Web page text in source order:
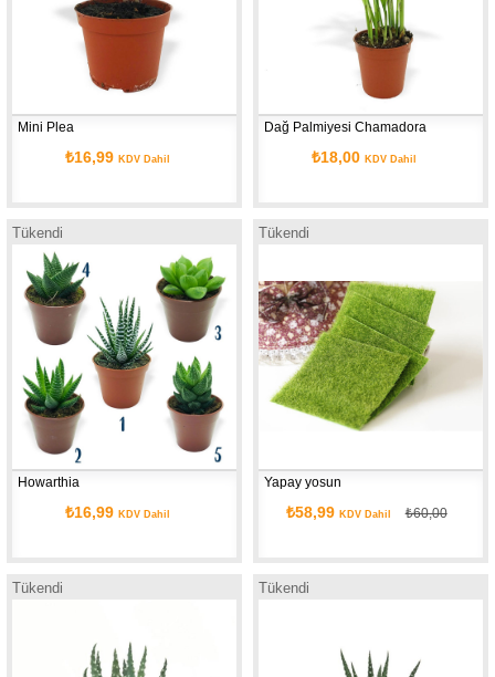
Mini Plea
₺16,99 KDV Dahil
Dağ Palmiyesi Chamadora
₺18,00 KDV Dahil
Tükendi
Howarthia
₺16,99 KDV Dahil
Tükendi
Yapay yosun
₺58,99 KDV Dahil ₺60,00
Tükendi Tükendi